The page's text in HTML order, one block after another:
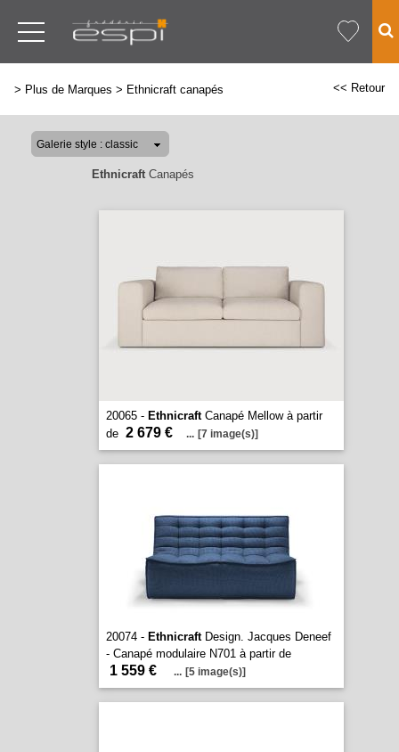
> Plus de Marques > Ethnicraft canapés << Retour
EthnicraftCanapés
20065 - EthnicraftCanapé Mellow à partir
de 2 679 € ... [7 image(s)]
20074 - EthnicraftDesign. Jacques Deneef
- Canapé modulaire N701 à partir de
1 559 € ... [5 image(s)]